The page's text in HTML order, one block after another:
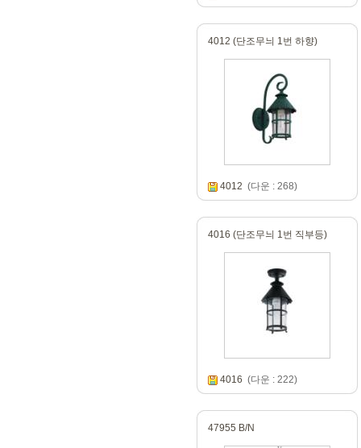
4012 (단조무늬 1번 하향)
4012 (다운 : 268)
4016 (단조무늬 1번 직부등)
4016 (다운 : 222)
47955 B/N